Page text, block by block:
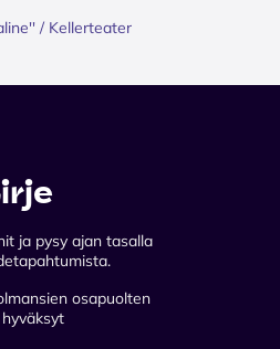
/ Kellerteater
ja pysy ajan tasalla
osapuolten